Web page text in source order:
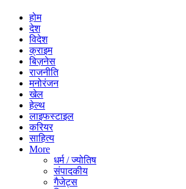
होम
देश
विदेश
क्राइम
बिज़नेस
राजनीति
मनोरंजन
खेल
हेल्थ
लाइफस्टाइल
करियर
साहित्य
More
धर्म / ज्योतिष
संपादकीय
गैजेट्स